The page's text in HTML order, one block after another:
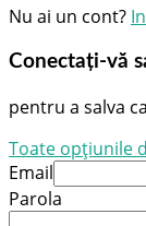
Toate opțiunile
Email
Parola
Ați uitat parola?
Autentificare
Nu ai un cont?